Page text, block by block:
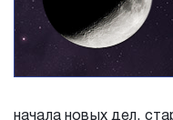
начала новых дел,